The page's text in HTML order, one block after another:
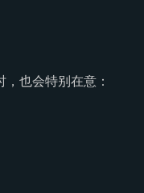
也会特别在意：